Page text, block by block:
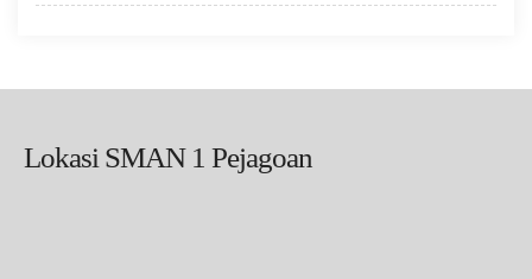
Lokasi SMAN 1 Pejagoan